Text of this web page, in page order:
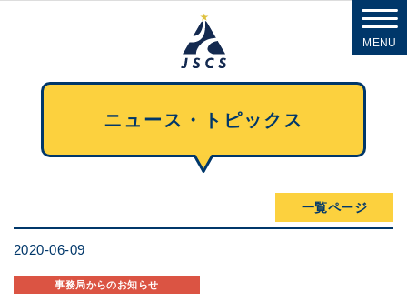
MENU
ニュース・トピックス
一覧ページ
2020-06-09
事務局からのお知らせ